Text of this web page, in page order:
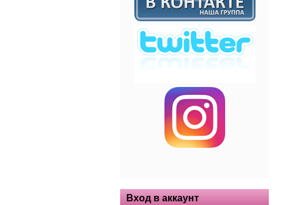
Вход в аккаунт